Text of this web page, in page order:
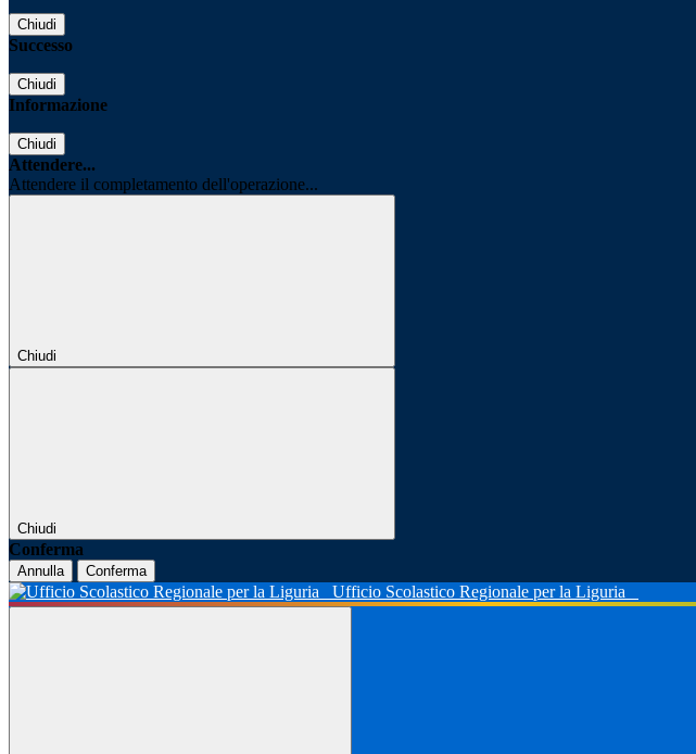
Chiudi
Successo
Chiudi
Informazione
Chiudi
Attendere...
Attendere il completamento dell'operazione...
Chiudi
Chiudi
Conferma
Annulla Conferma
Ufficio Scolastico Regionale per la Liguria